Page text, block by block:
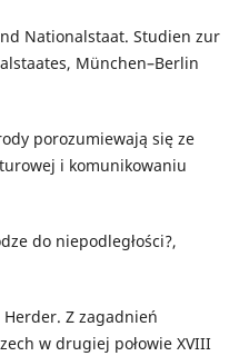
Nationalstaat. Studien zur
München–Berlin
porozumiewają się ze
i komunikowaniu
do niepodległości?,
Z zagadnień
w drugiej połowie XVIII